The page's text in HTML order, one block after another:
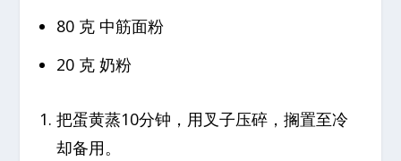
80 克 中筋面粉
20 克 奶粉
把蛋黄蒸10分钟，用叉子压碎，搁置至冷
却备用。